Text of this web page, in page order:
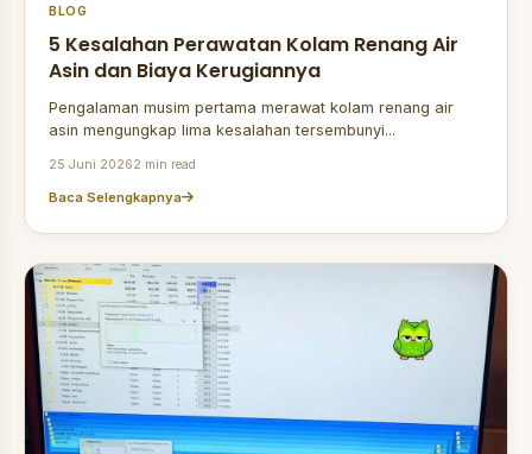
BLOG
5 Kesalahan Perawatan Kolam Renang Air
Asin dan Biaya Kerugiannya
Pengalaman musim pertama merawat kolam renang air
asin mengungkap lima kesalahan tersembunyi...
25 Juni 20262 min read
Baca Selengkapnya